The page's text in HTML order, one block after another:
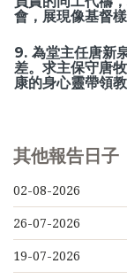
會，展現像基督樣
9. 為堂主任唐新
差。求主保守唐
康的身心靈帶領
其他報告日子
02-08-2026
26-07-2026
19-07-2026